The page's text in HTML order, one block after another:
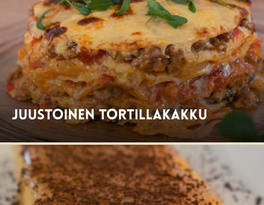
Juustoinen tortillakakku